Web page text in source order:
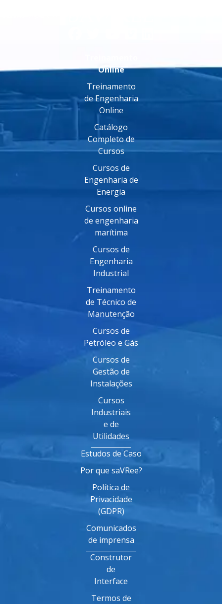
Online
Treinamento
de Engenharia
Online
Catálogo
Completo de
Cursos
Cursos de
Engenharia de
Energia
Cursos online
de engenharia
marítima
Cursos de
Engenharia
Industrial
Treinamento
de Técnico de
Manutenção
Cursos de
Petróleo e Gás
Cursos de
Gestão de
Instalações
Cursos
Industriais
e de
Utilidades
Estudos de Caso
Por que saVRee?
Política de
Privacidade
(GDPR)
Comunicados
de imprensa
Construtor
de
Interface
Termos de